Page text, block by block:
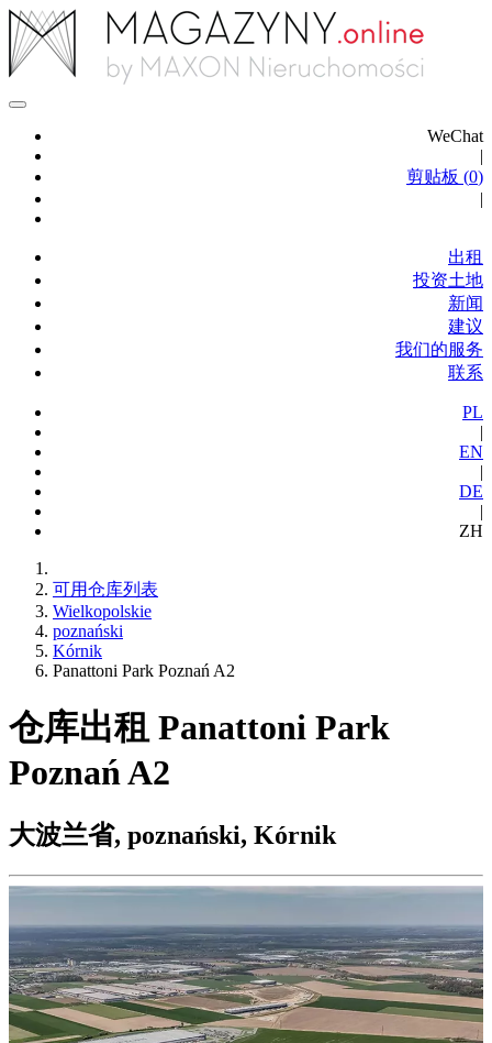
WeChat
|
剪贴板 (0)
|
出租
投资土地
新闻
建议
我们的服务
联系
PL
|
EN
|
DE
|
ZH
可用仓库列表
Wielkopolskie
poznański
Kórnik
Panattoni Park Poznań A2
仓库出租 Panattoni Park
Poznań A2
大波兰省, poznański, Kórnik